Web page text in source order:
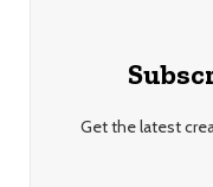
Get the latest